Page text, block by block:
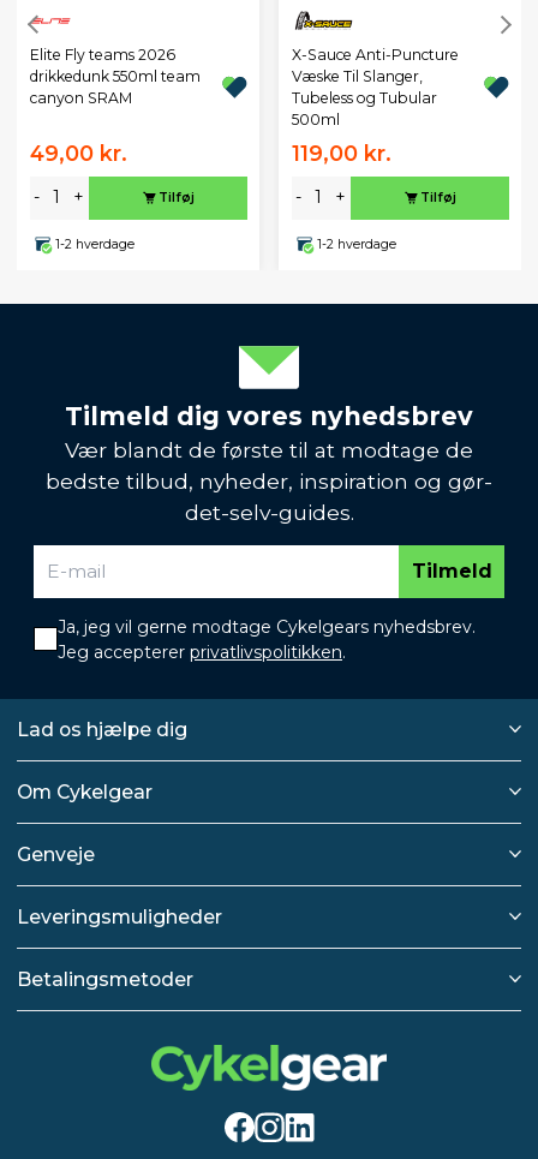
Elite Fly teams 2026
drikkedunk 550ml team
canyon SRAM
49,00 kr.
- + Tilføj
1-2 hverdage
X-Sauce Anti-Puncture
Væske Til Slanger,
Tubeless og Tubular
500ml
119,00 kr.
- + Tilføj
1-2 hverdage
Tilmeld dig vores nyhedsbrev
Vær blandt de første til at modtage de
bedste tilbud, nyheder, inspiration og gør-
det-selv-guides.
Tilmeld
Ja, jeg vil gerne modtage Cykelgears nyhedsbrev.
Jeg accepterer privatlivspolitikken.
Lad os hjælpe dig
Om Cykelgear
Genveje
Leveringsmuligheder
Betalingsmetoder